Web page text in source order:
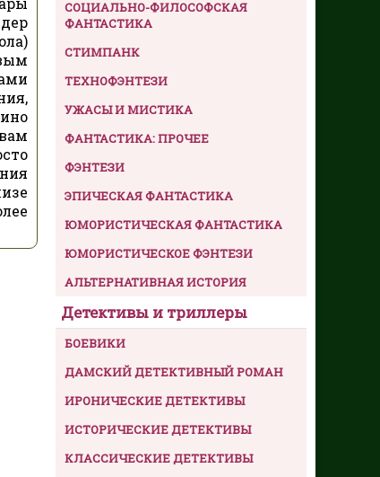
СОЦИАЛЬНО-ФИЛОСОФСКАЯ
ФАНТАСТИКА
СТИМПАНК
ТЕХНОФЭНТЕЗИ
УЖАСЫ И МИСТИКА
ФАНТАСТИКА: ПРОЧЕЕ
ФЭНТЕЗИ
ЭПИЧЕСКАЯ ФАНТАСТИКА
ЮМОРИСТИЧЕСКАЯ ФАНТАСТИКА
ЮМОРИСТИЧЕСКОЕ ФЭНТЕЗИ
АЛЬТЕРНАТИВНАЯ ИСТОРИЯ
Детективы и триллеры
БОЕВИКИ
ДАМСКИЙ ДЕТЕКТИВНЫЙ РОМАН
ИРОНИЧЕСКИЕ ДЕТЕКТИВЫ
ИСТОРИЧЕСКИЕ ДЕТЕКТИВЫ
КЛАССИЧЕСКИЕ ДЕТЕКТИВЫ